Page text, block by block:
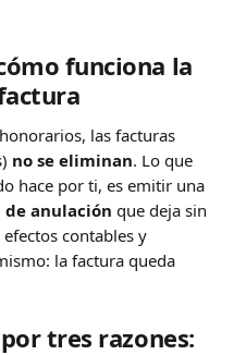
funciona la
las facturas
no se eliminan. Lo que
hace por ti, es emitir una
anulación que deja sin
contables y
la factura queda
tres razones: